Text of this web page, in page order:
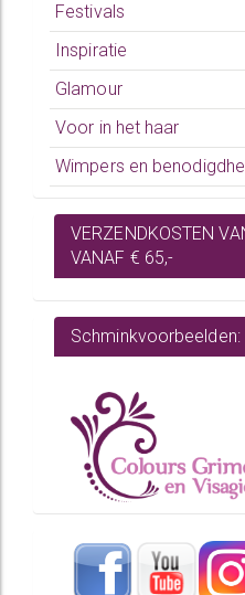
Festivals
Inspiratie
Glamour
Voor in het haar
Wimpers en
VERZENDKOSTEN
VANAF € 65,-
Schminkvoorbeelden: